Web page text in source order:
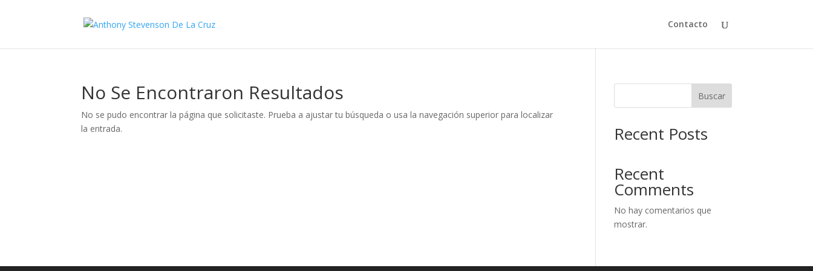
Contacto
No Se Encontraron Resultados
No se pudo encontrar la página que solicitaste. Prueba a ajustar tu búsqueda o usa la navegación superior para localizar
la entrada.
Buscar
Recent Posts
Recent
Comments
No hay comentarios que
mostrar.